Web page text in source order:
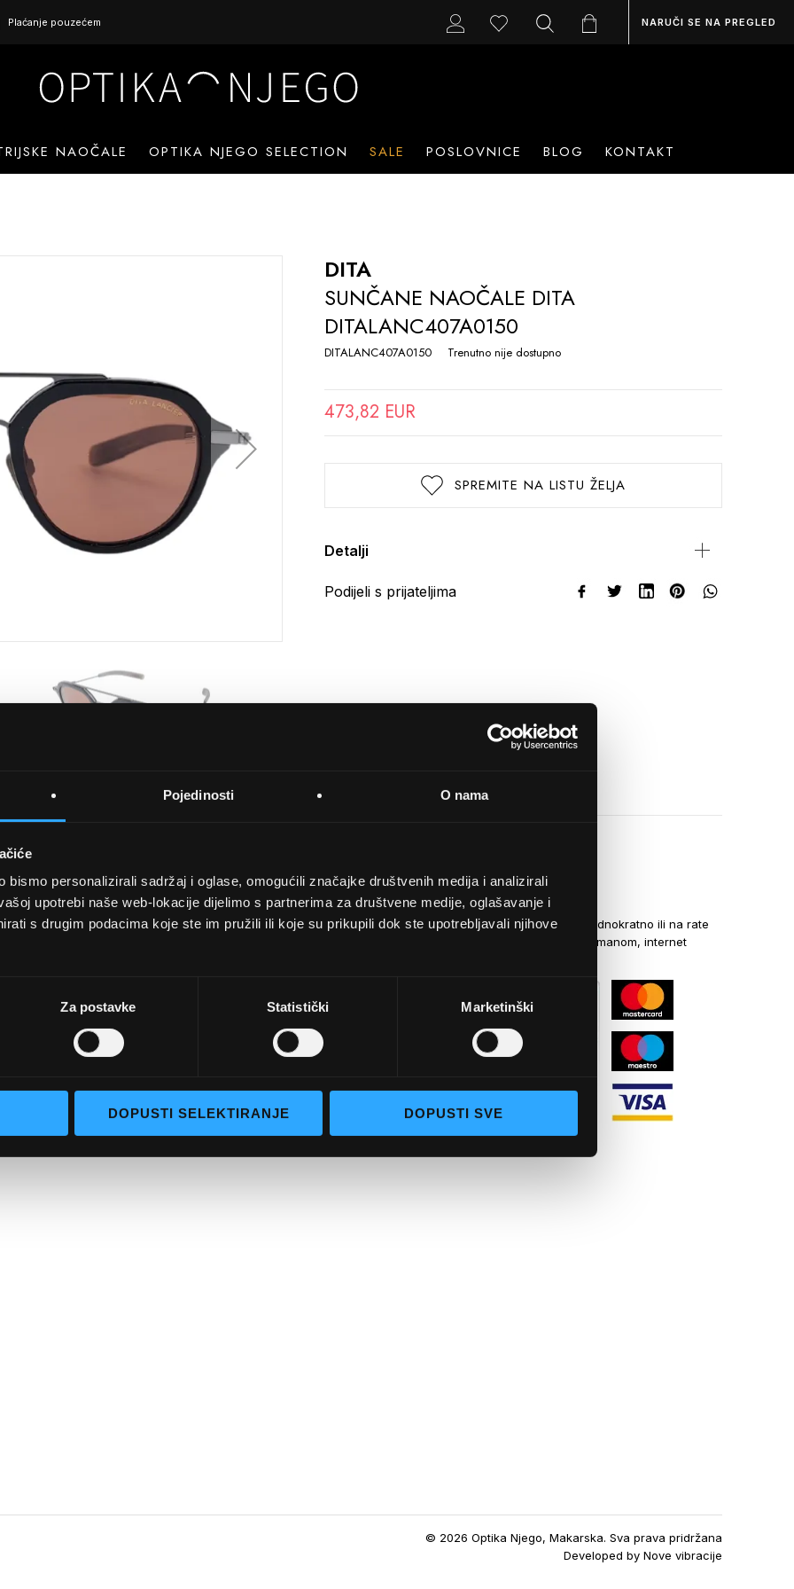
Pojedinosti O nama
bismo personalizirali sadržaj i oglase, omogućili značajke društvenih medija i analizirali
upotrebi naše web-lokacije dijelimo s partnerima za društvene medije, oglašavanje i
s drugim podacima koje ste im pružili ili koje su prikupili dok ste upotrebljavali njihove
Za postavke Statistički Marketinški
DOPUSTI SELEKTIRANJE DOPUSTI SVE
Plaćanje pouzećem NARUČI SE NA PREGLED
NAOČALE OPTIKA NJEGO SELECTION SALE POSLOVNICE BLOG KONTAKT
DITA
SUNČANE NAOČALE DITA
DITALANC407A0150
DITALANC407A0150 Trenutno nije dostupno
473,82 EUR
SPREMITE NA LISTU ŽELJA
Detalji
Podijeli s prijateljima
selection
UVJETI KUPNJE
Opći uvjeti poslovanja
Napredno pretraživanje
Narudžbe i povrati
NAČINI PLAĆANJA
Kreditnim karticama jednokratno ili na rate
općom uplatnicom, virmanom, internet
© 2026 Optika Njego, Makarska. Sva prava pridržana
Developed byNove vibracije